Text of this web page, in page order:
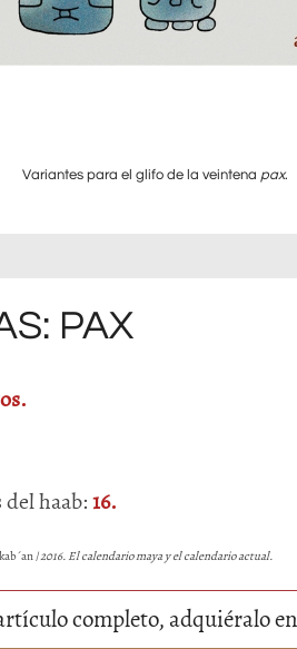
Variantes para el glifo de la veintena pax.
PAX
haab:16.
/2016. El calendario maya y el calendario actual.
completo, adquiéralo